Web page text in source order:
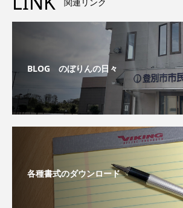
BLOG のぼりんの日々
各種書式のダウンロード